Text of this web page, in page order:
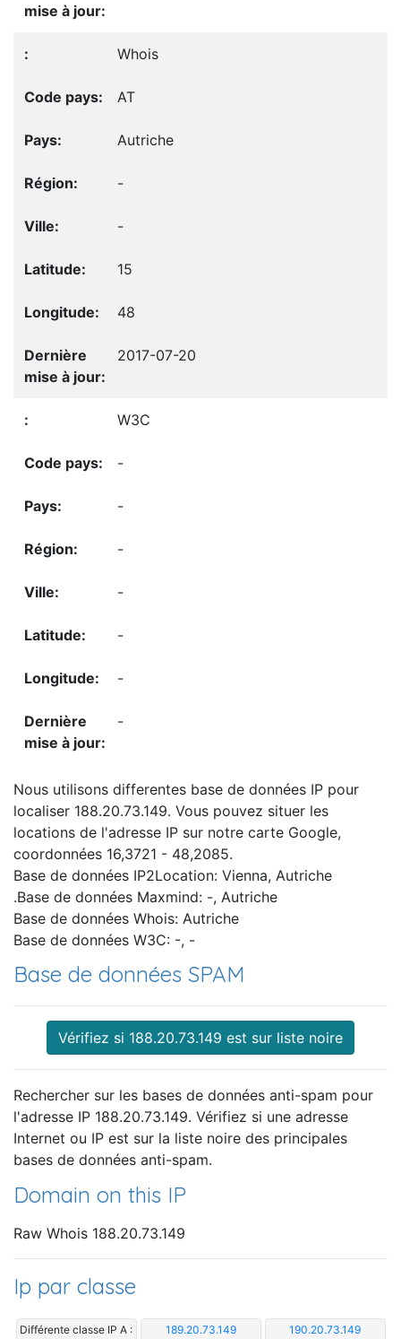
Whois
AT
Autriche
-
-
15
48
2017-07-20
W3C
-
-
-
-
-
-
-
Nous utilisons differentes base de données IP pour
localiser 188.20.73.149. Vous pouvez situer les
locations de l'adresse IP sur notre carte Google,
coordonnées 16,3721 - 48,2085.
Base de données IP2Location: Vienna, Autriche
.Base de données Maxmind: -, Autriche
Base de données Whois: Autriche
Base de données W3C: -, -
Base de données SPAM
Vérifiez si 188.20.73.149 est sur liste noire
Rechercher sur les bases de données anti-spam pour
l'adresse IP 188.20.73.149. Vérifiez si une adresse
Internet ou IP est sur la liste noire des principales
bases de données anti-spam.
Domain on this IP
Raw Whois 188.20.73.149
Ip par classe
Différente classe IP A : 189.20.73.149 190.20.73.149